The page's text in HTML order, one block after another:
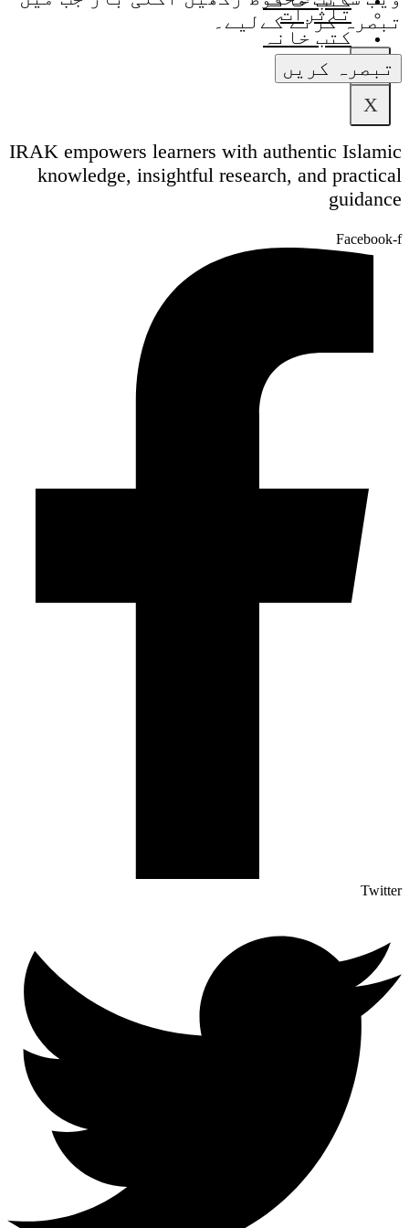
X
تاثرات
کتب خانہ
X
تبصرہ کرنے کےلیے۔
IRAK empowers learners with authentic Islamic
knowledge, insightful research, and practical
guidance
Facebook-f
Twitter